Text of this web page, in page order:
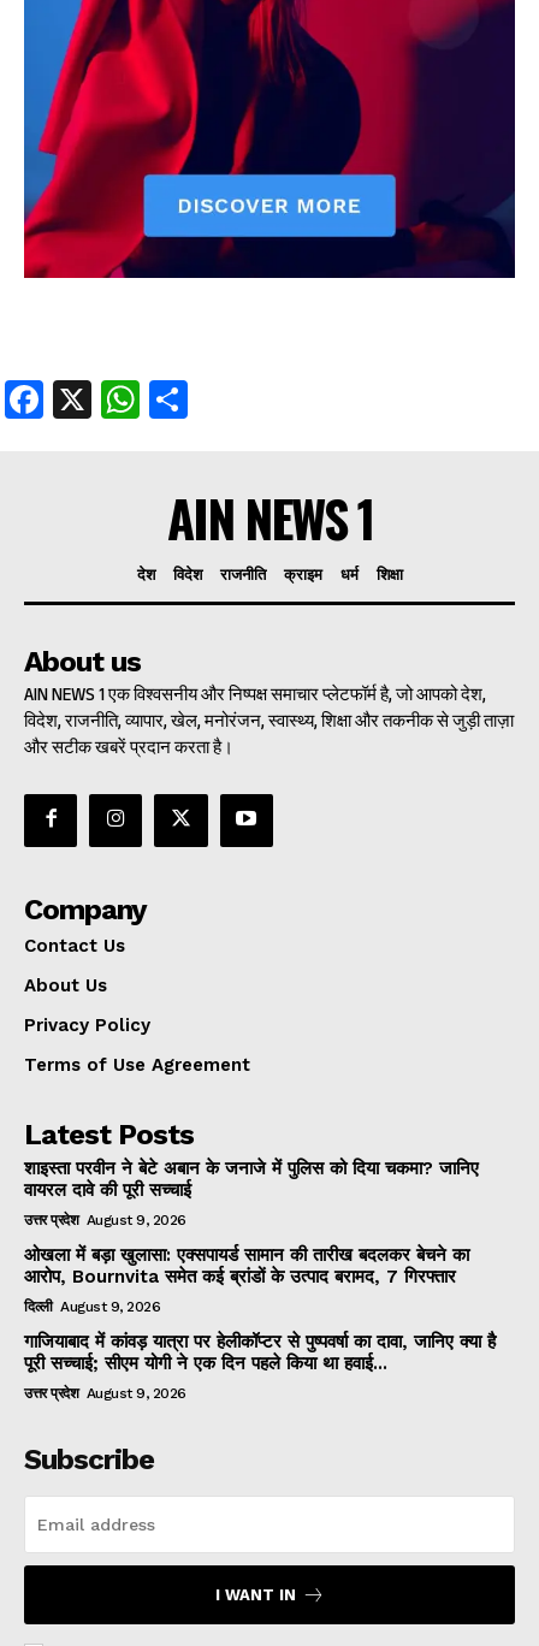
Facebook
X WhatsApp
Share
Facebook
X WhatsApp
AIN NEWS 1
देश विदेश राजनीति क्राइम धर्म शिक्षा
About us
AIN NEWS 1 एक विश्वसनीय और निष्पक्ष समाचार प्लेटफॉर्म है, जो आपको देश,
विदेश, राजनीति, व्यापार, खेल, मनोरंजन, स्वास्थ्य, शिक्षा और तकनीक से जुड़ी ताज़ा
और सटीक खबरें प्रदान करता है।
Company
Contact Us
About Us
Privacy Policy
Terms of Use Agreement
Latest Posts
शाइस्ता परवीन ने बेटे अबान के जनाजे में पुलिस को दिया चकमा? जानिए
वायरल दावे की पूरी सच्चाई
उत्तर प्रदेश August 9, 2026
ओखला में बड़ा खुलासा: एक्सपायर्ड सामान की तारीख बदलकर बेचने का
आरोप, Bournvita समेत कई ब्रांडों के उत्पाद बरामद, 7 गिरफ्तार
दिल्ली August 9, 2026
गाजियाबाद में कांवड़ यात्रा पर हेलीकॉप्टर से पुष्पवर्षा का दावा, जानिए क्या है
पूरी सच्चाई; सीएम योगी ने एक दिन पहले किया था हवाई...
उत्तर प्रदेश August 9, 2026
Subscribe
I WANT IN